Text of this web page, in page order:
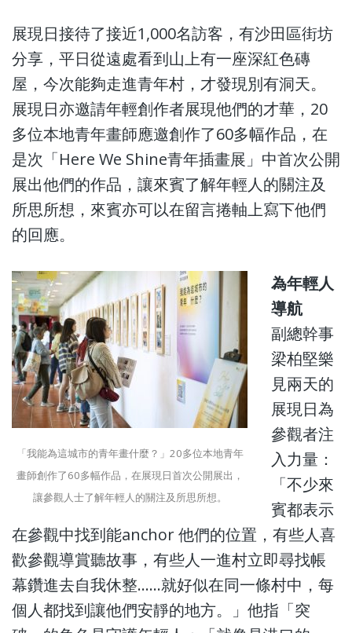
展現日接待了接近1,000名訪客，有沙田區街坊
分享，平日從遠處看到山上有一座深紅色磚
屋，今次能夠走進青年村，才發現別有洞天。
展現日亦邀請年輕創作者展現他們的才華，20
多位本地青年畫師應邀創作了60多幅作品，在
是次「Here We Shine青年插畫展」中首次公開
展出他們的作品，讓來賓了解年輕人的關注及
所思所想，來賓亦可以在留言捲軸上寫下他們
的回應。
「我能為這城市的青年畫什麼？」20多位本地青年
畫師創作了60多幅作品，在展現日首次公開展出，
讓參觀人士了解年輕人的關注及所思所想。
為年輕人
導航
副總幹事
梁柏堅樂
見兩天的
展現日為
參觀者注
入力量：
「不少來
賓都表示
在參觀中找到能anchor 他們的位置，有些人喜
歡參觀導賞聽故事，有些人一進村立即尋找帳
幕鑽進去自我休整……就好似在同一條村中，每
個人都找到讓他們安靜的地方。」他指「突